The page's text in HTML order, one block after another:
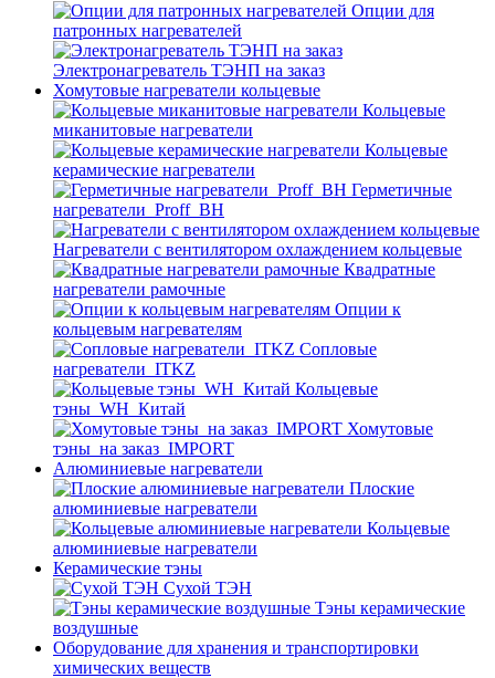
Опции для
патронных нагревателей
Электронагреватель ТЭНП на заказ
Хомутовые нагреватели кольцевые
Кольцевые
миканитовые нагреватели
Кольцевые
керамические нагреватели
Герметичные
нагреватели_Proff_BH
Нагреватели с вентилятором охлаждением кольцевые
Квадратные
нагреватели рамочные
Опции к
кольцевым нагревателям
Cопловые
нагреватели_ITKZ
Кольцевые
тэны_WH_Китай
Хомутовые
тэны_на заказ_IMPORT
Алюминиевые нагреватели
Плоские
алюминиевые нагреватели
Кольцевые
алюминиевые нагреватели
Керамические тэны
Сухой ТЭН
Тэны керамические
воздушные
Оборудование для хранения и транспортировки
химических веществ